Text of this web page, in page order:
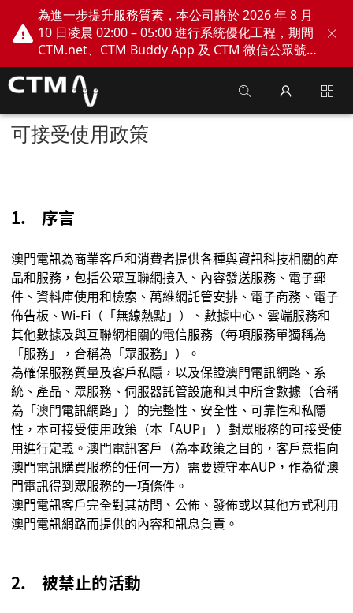
為進一步提升服務質素，本公司將於 2026 年 8 月
10 日凌晨 02:00 – 05:00 進行系統優化工程，期間
CTM.net、CTM Buddy App 及 CTM 微信公眾號
網上服務將會暫停。不便之處，敬請見諒！
可接受使用政策
1. 序言
澳門電訊為商業客戶和消費者提供各種與資訊科技相關的產
品和服務，包括公眾互聯網接入、內容發送服務、電子郵
件、資料庫使用和檢索、萬維網託管安排、電子商務、電子
佈告板、 Wi-Fi （ 「無線熱點」 ）、數據中心、雲端服務和
其他數據及與互聯網相關的電信服務（每項服務單獨稱為
「服務」 ，合稱為 「眾服務」 ）。
為確保服務質量及客戶私隱，以及保證澳門電訊網路、系
統、產品、眾服務、伺服器託管設施和其中所含數據（合稱
為 「澳門電訊網路」 ）的完整性、安全性、可靠性和私隱
性，本可接受使用政策（本 「AUP」
）對眾服務的可接受使
用進行定義。 澳門電訊客戶（為本政策之目的，客戶意指向
澳門電訊購買服務的任何一方）需要遵守本AUP ，作為從澳
門電訊得到眾服務的一項條件。
澳門電訊客戶完全對其訪問、公佈、發佈或以其他方式利用
澳門電訊網路而提供的內容和訊息負責。
2. 被禁止的活動